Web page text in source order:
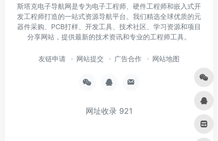
斯塔克电子导航网是专为电子工程师、硬件工程师和嵌入式开
发工程师打造的一站式资源导航平台。我们精选全球优质的元
器件采购、PCB打样、开发工具、技术社区、学习资源和项目
分享网站，提供最新的技术资讯和专业的工程师工具。
友链申请 网站提交 广告合作 网站地图
网址收录 921